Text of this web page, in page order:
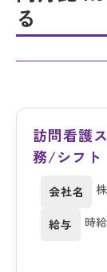
る
訪問看護
務/シフト
会社名
給与 時